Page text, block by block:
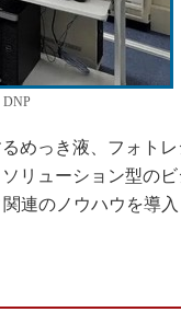
めっき液、フォトレ
リューション型のビ
連のノウハウを導入